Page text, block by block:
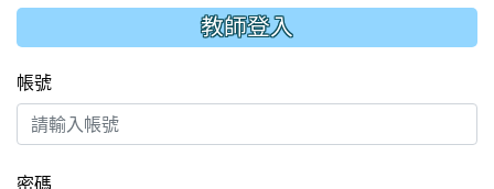
::: 教師登入
帳號
密碼